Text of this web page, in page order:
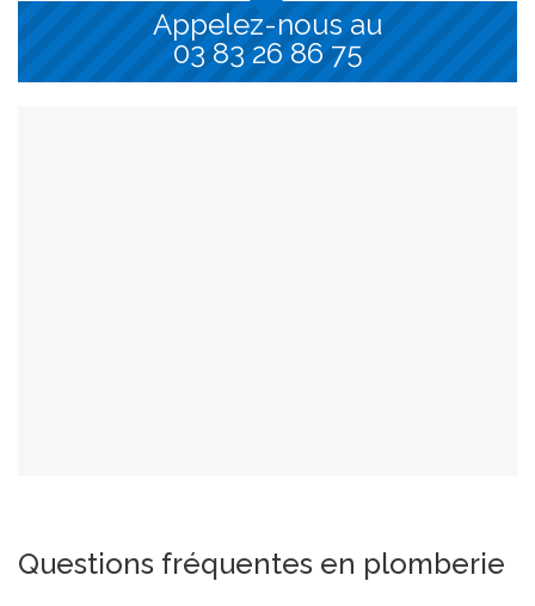
Appelez-nous au
03 83 26 86 75
Questions fréquentes en plomberie